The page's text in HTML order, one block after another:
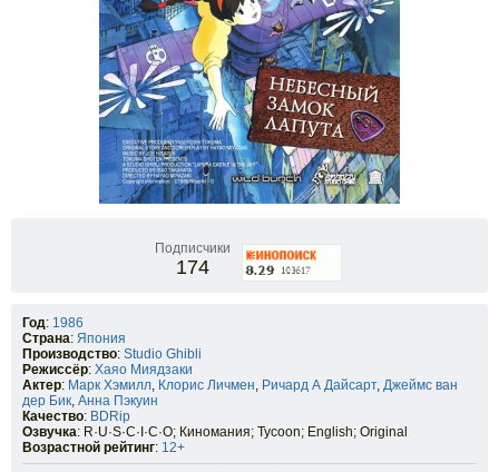
Подписчики
174
Год: 1986
Страна: Япония
Производство: Studio Ghibli
Режиссёр: Хаяо Миядзаки
Актер: Марк Хэмилл, Клорис Личмен, Ричард А Дайсарт, Джеймс ван
дер Бик, Анна Пэкуин
Качество: BDRip
Озвучка: R·U·S·C·I·C·O; Киномания; Tycoon; English; Original
Возрастной рейтинг: 12+